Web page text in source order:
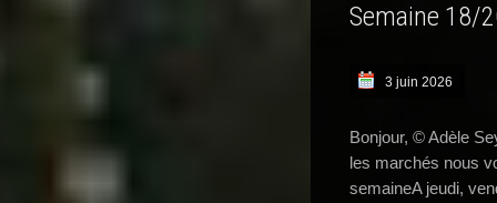
Semaine 18/
3 juin 2026
Bonjour, © Adèle
les marchés nous
semaineA jeudi,